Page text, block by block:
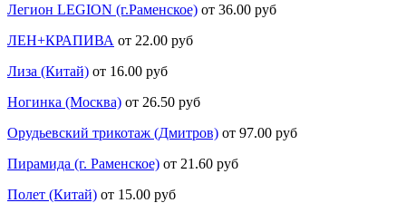
Легион LEGION (г.Раменское) от 36.00 руб
ЛЕН+КРАПИВА от 22.00 руб
Лиза (Китай) от 16.00 руб
Ногинка (Москва) от 26.50 руб
Орудьевский трикотаж (Дмитров) от 97.00 руб
Пирамида (г. Раменское) от 21.60 руб
Полет (Китай) от 15.00 руб